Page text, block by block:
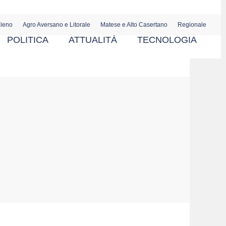
Agro Aversano e Litorale Matese e Alto Casertano Regionale
POLITICA ATTUALITÀ TECNOLOGIA